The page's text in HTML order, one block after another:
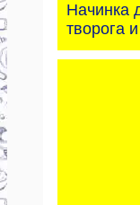
Начинка
творога